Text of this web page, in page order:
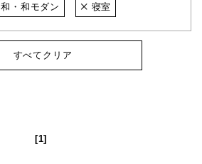
和・和モダン 寝室
すべてクリア
[1]